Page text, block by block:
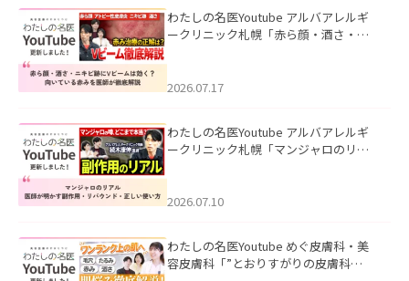
わたしの名医Youtube アルバアレルギ
ークリニック札幌「赤ら顔・酒さ・ニ
した。
2026.07.17
わたしの名医Youtube アルバアレルギ
ークリニック札幌「マンジャロのリア
た。
2026.07.10
わたしの名医Youtube めぐ皮膚科・美
容皮膚科「”とおりすがりの皮膚科